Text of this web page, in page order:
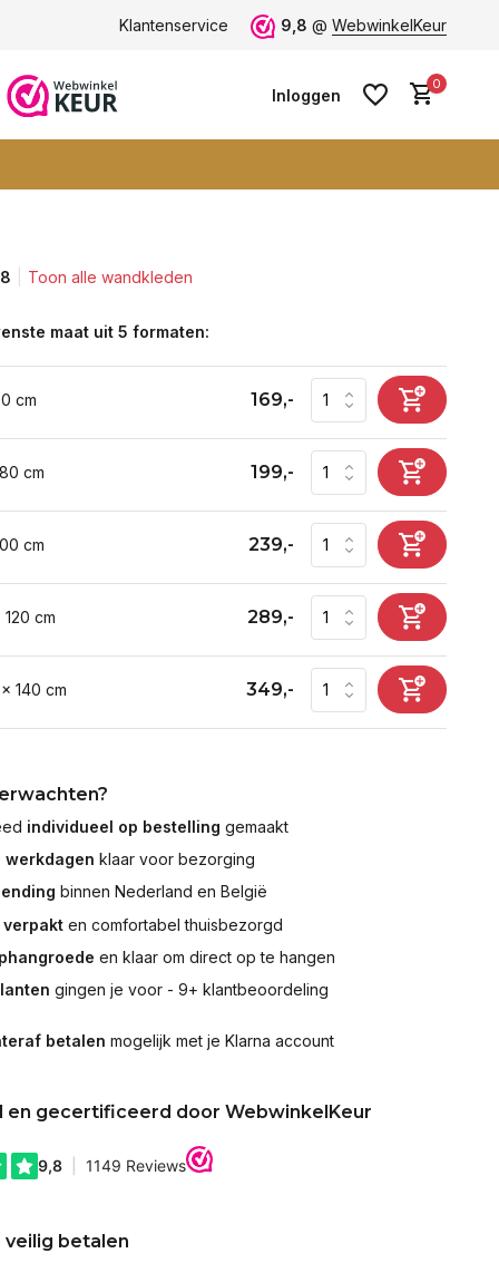
klantbeoordeling 9+ Grootste collectie -ruim 600+
Klantenservice 9,8 @ WebwinkelKeur
Inloggen
0
Toon alle wandkleden
maat uit 5 formaten:
cm 169,-
cm 199,-
cm 239,-
cm 289,-
140 cm 349,-
individueel op bestelling gemaakt
werkdagen klaar voor bezorging
binnen Nederland en België
en comfortabel thuisbezorgd
en klaar om direct op te hangen
gingen je voor - 9+ klantbeoordeling
betalen mogelijk met je Klarna account
en gecertificeerd door WebwinkelKeur
veilig betalen